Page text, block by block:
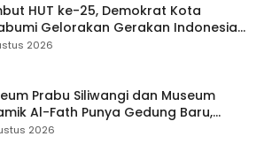
HUT ke-25, Demokrat Kota
Gelorakan Gerakan Indonesia
Lewat Aksi Bersih Masjid Agung
2026
Prabu Siliwangi dan Museum
Al-Fath Punya Gedung Baru,
500 Koleksi Dipisahkan
2026